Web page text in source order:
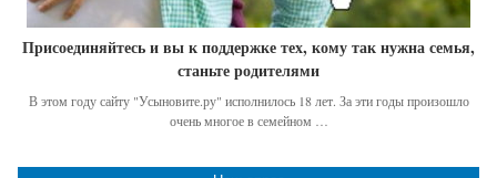
Присоединяйтесь и вы к поддержке тех, кому так нужна семья,
станьте родителями
В этом году сайту "Усыновите.ру" исполнилось 18 лет. За эти годы произошло
очень многое в семейном …